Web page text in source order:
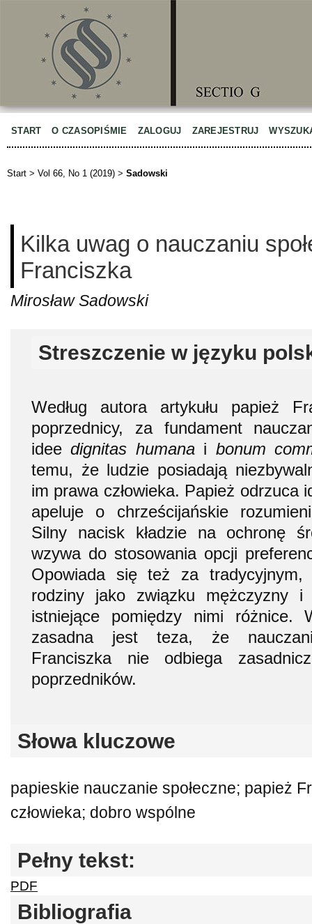
START O CZASOPIŚMIE ZALOGUJ ZAREJESTRUJ
Start > Vol 66, No 1 (2019) > Sadowski
Kilka uwag o nauczaniu
Franciszka
Mirosław Sadowski
Streszczenie w języku
Według autora artykułu papież
poprzednicy, za fundament
ideedignitas humanai bonum
temu, że ludzie posiadają
im prawa człowieka. Papież odrzuca
apeluje o chrześcijańskie
Silny nacisk kładzie na ochronę
wzywa do stosowania opcji
Opowiada się też za tradycyjnym,
rodziny jako związku mężczyzny i
istniejące pomiędzy nimi różnice.
zasadna jest teza, że
Franciszka nie odbiega
poprzedników.
Słowa kluczowe
papieskie nauczanie społeczne; papież
człowieka; dobro wspólne
Pełny tekst:
PDF
Bibliografia